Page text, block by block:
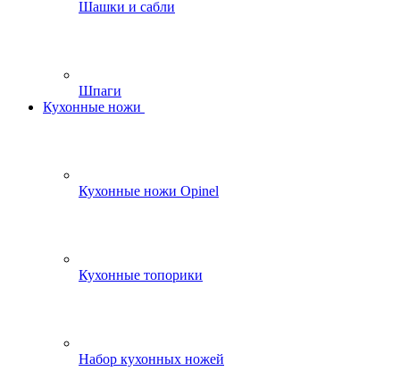
Шашки и сабли
Шпаги
Кухонные ножи
Кухонные ножи Opinel
Кухонные топорики
Набор кухонных ножей